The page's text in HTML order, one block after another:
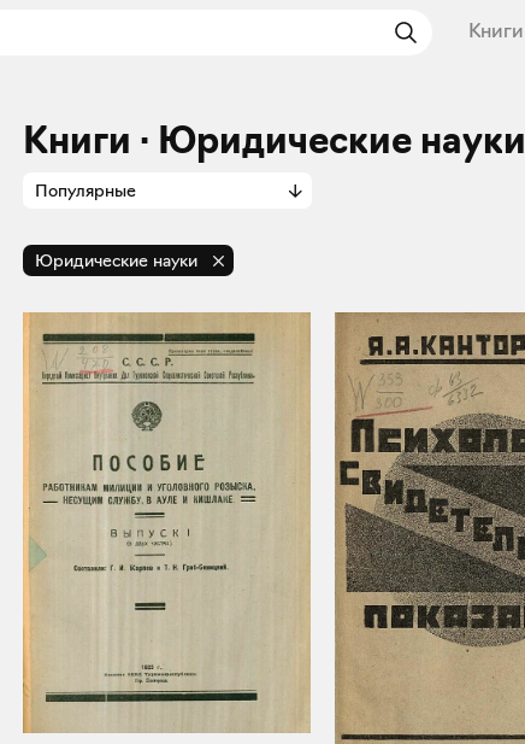
Книги
Книги · Юридические науки
Популярные
Юридические науки